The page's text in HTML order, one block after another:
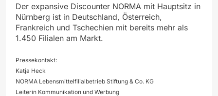
Der expansive Discounter NORMA mit Hauptsitz in
Nürnberg ist in Deutschland, Österreich,
Frankreich und Tschechien mit bereits mehr als
1.450 Filialen am Markt.
Pressekontakt:
Katja Heck
NORMA Lebensmittelfilialbetrieb Stiftung & Co. KG
Leiterin Kommunikation und Werbung